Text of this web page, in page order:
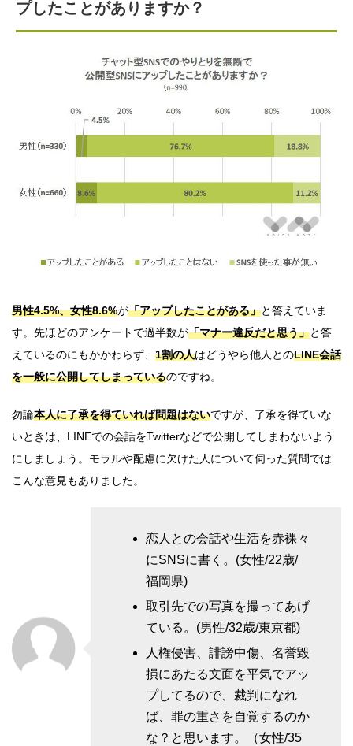
プしたことがありますか？
男性4.5%、女性8.6%が「アップしたことがある」と答えていま
す。先ほどのアンケートで過半数が「マナー違反だと思う」と答
えているのにもかかわらず、 1割の人はどうやら他人とのLINE会話
を一般に公開してしまっているのですね。
勿論本人に了承を得ていれば問題はないですが、了承を得ていな
いときは、LINEでの会話をTwitterなどで公開してしまわないよう
にしましょう。モラルや配慮に欠けた人について伺った質問では
こんな意見もありました。
恋人との会話や生活を赤裸々
にSNSに書く。(女性/22歳/
福岡県)
取引先での写真を撮ってあげ
ている。(男性/32歳/東京都)
人権侵害、誹謗中傷、名誉毀
損にあたる文面を平気でアッ
プしてるので、裁判になれ
ば、罪の重さを自覚するのか
な？と思います。（女性/35